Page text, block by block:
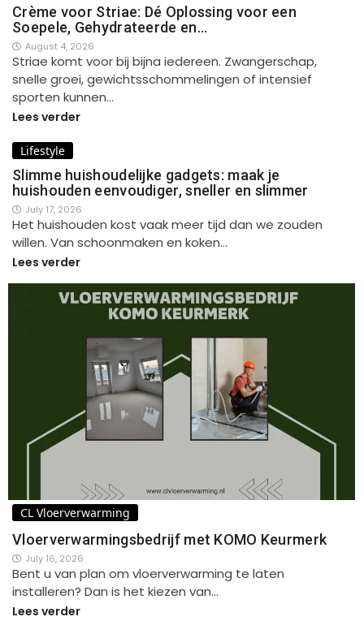
Crème voor Striae: Dé Oplossing voor een
Soepele, Gehydrateerde en…
August 4, 2026
Striae komt voor bij bijna iedereen. Zwangerschap,
snelle groei, gewichtsschommelingen of intensief
sporten kunnen…
Lees verder
Lifestyle
Slimme huishoudelijke gadgets: maak je
huishouden eenvoudiger, sneller en slimmer
July 17, 2026
Het huishouden kost vaak meer tijd dan we zouden
willen. Van schoonmaken en koken…
Lees verder
CL Vloerverwarming
Vloerverwarmingsbedrijf met KOMO Keurmerk
July 16, 2026
Bent u van plan om vloerverwarming te laten
installeren? Dan is het kiezen van…
Lees verder